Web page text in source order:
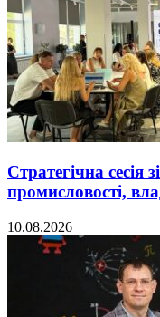
Стратегічна сесія
промисловості,
10.08.2026